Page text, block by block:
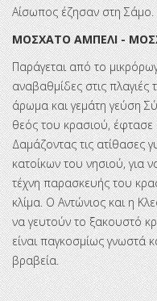
Αίσωπος έζησαν στη Σάμο.
ΜΟΣΧΑΤΟ ΑΜΠΕΛΙ -
Παράγεται από το
αναβαθμίδες στις
άρωμα και γεμάτη γεύση
θεός του κρασιού, έφτασε
Δαμάζοντας τις ατίθασες
κατοίκων του νησιού, για
τέχνη παρασκευής του
κλίμα. Ο Αντώνιος και η
να γευτούν το ξακουστό
είναι παγκοσμίως γνωστά
βραβεία.